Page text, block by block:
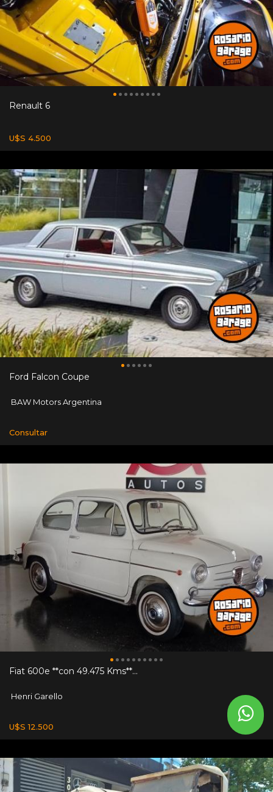
Renault 6
U$S 4.500
Ford Falcon Coupe
BAW Motors Argentina
Consultar
Fiat 600e **con 49.475 Kms**...
Henri Garello
U$S 12.500